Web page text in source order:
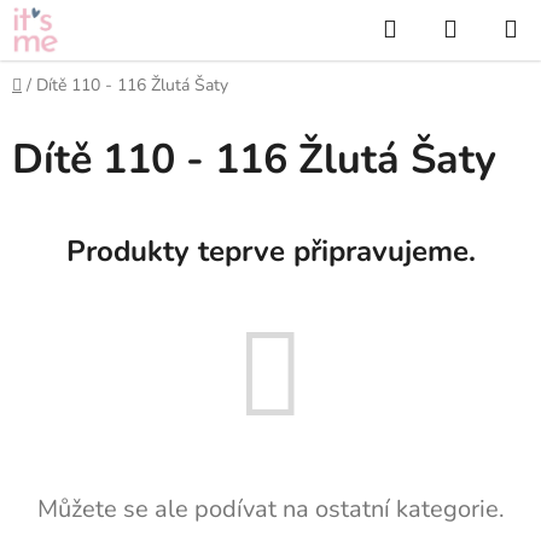
Přejít
na
obsah
Hledat
KOŠÍK
Domů
/ Dítě 110 - 116 Žlutá Šaty
Dítě 110 - 116 Žlutá Šaty
Produkty teprve připravujeme.
Můžete se ale podívat na ostatní kategorie.